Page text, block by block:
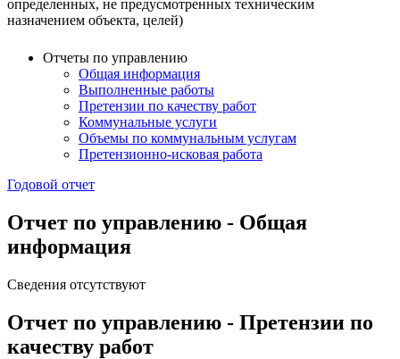
определенных, не предусмотренных техническим
назначением объекта, целей)
Отчеты по управлению
Общая информация
Выполненные работы
Претензии по качеству работ
Коммунальные услуги
Объемы по коммунальным услугам
Претензионно-исковая работа
Годовой отчет
Отчет по управлению - Общая
информация
Сведения отсутствуют
Отчет по управлению - Претензии по
качеству работ